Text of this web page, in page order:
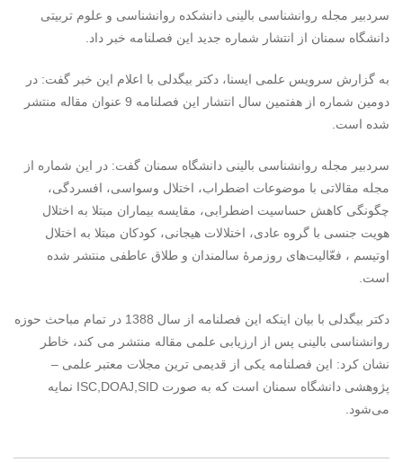
سردبیر مجله روانشناسی بالینی دانشکده روانشناسی و علوم تربیتی
دانشگاه سمنان از انتشار شماره جدید این فصلنامه خبر داد.
به گزارش سرویس علمی ایسنا، دکتر بیگدلی با اعلام این خبر گفت: در
دومین شماره از هفتمین سال انتشار این فصلنامه 9 عنوان مقاله منتشر
شده است.
سردبیر مجله روانشناسی بالینی دانشگاه سمنان گفت: در این شماره از
مجله مقالاتی با موضوعات اضطراب، اختلال وسواسی، افسردگی،
چگونگی کاهش حساسیت اضطرابی، مقایسه بیماران مبتلا به اختلال
هویت جنسی با گروه عادی، اختلالات هیجانی، کودکان مبتلا به اختلال
اوتیسم ، فعّالیت‌های روزمرۀ سالمندان و طلاق عاطفی منتشر شده
است.
دکتر بیگدلی با بیان اینکه این فصلنامه از سال 1388 در تمام مباحث حوزه
روانشناسی بالینی پس از ارزیابی علمی مقاله منتشر می کند، خاطر
نشان کرد: این فصلنامه یکی از قدیمی ترین مجلات معتبر علمی –
پژوهشی دانشگاه سمنان است که به صورت ISC,DOAJ,SID نمایه
می‌شود.